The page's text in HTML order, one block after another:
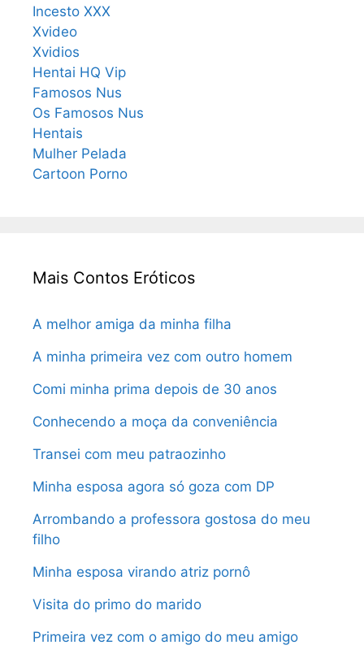
Incesto XXX
Xvideo
Xvidios
Hentai HQ Vip
Famosos Nus
Os Famosos Nus
Hentais
Mulher Pelada
Cartoon Porno
Mais Contos Eróticos
A melhor amiga da minha filha
A minha primeira vez com outro homem
Comi minha prima depois de 30 anos
Conhecendo a moça da conveniência
Transei com meu patraozinho
Minha esposa agora só goza com DP
Arrombando a professora gostosa do meu
filho
Minha esposa virando atriz pornô
Visita do primo do marido
Primeira vez com o amigo do meu amigo